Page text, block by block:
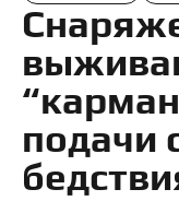
подачи